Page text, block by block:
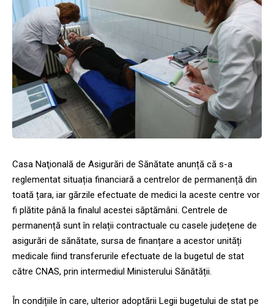
Casa Naţională de Asigurări de Sănătate anunță că s-a
reglementat situația financiară a centrelor de permanență din
toată țara, iar gărzile efectuate de medici la aceste centre vor
fi plătite până la finalul acestei săptămâni. Centrele de
permanență sunt în relații contractuale cu casele județene de
asigurări de sănătate, sursa de finanțare a acestor unități
medicale fiind transferurile efectuate de la bugetul de stat
către CNAS, prin intermediul Ministerului Sănătății.
În condițiile în care, ulterior adoptării Legii bugetului de stat pe